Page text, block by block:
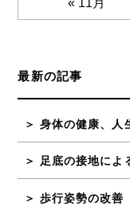
« 11月
最新の記事
身体の健康、人
足底の接地によ
歩行姿勢の改善